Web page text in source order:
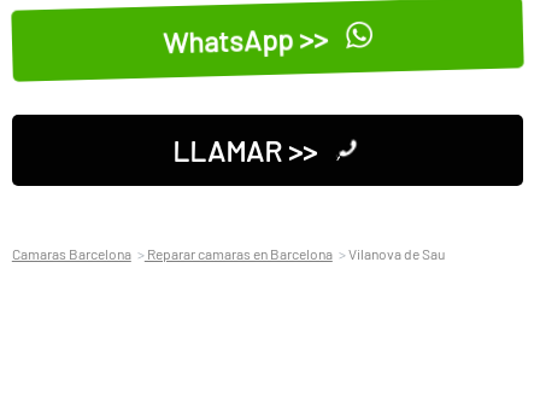
WhatsApp >>
LLAMAR >>
Camaras Barcelona Reparar camaras en Barcelona Vilanova de Sau